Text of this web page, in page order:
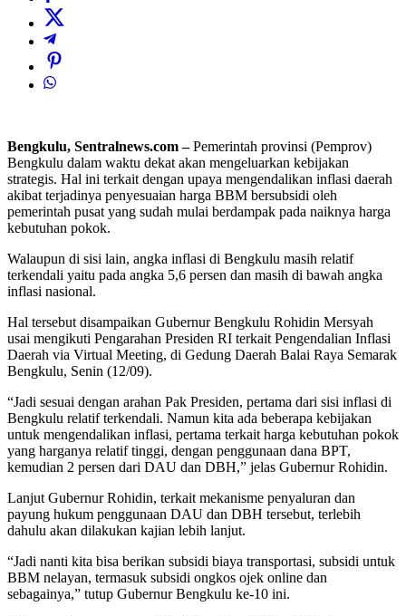
Bengkulu, Sentralnews.com –Pemerintah provinsi (Pemprov)
Bengkulu dalam waktu dekat akan mengeluarkan kebijakan
strategis. Hal ini terkait dengan upaya mengendalikan inflasi daerah
akibat terjadinya penyesuaian harga BBM bersubsidi oleh
pemerintah pusat yang sudah mulai berdampak pada naiknya harga
kebutuhan pokok.
Walaupun di sisi lain, angka inflasi di Bengkulu masih relatif
terkendali yaitu pada angka 5,6 persen dan masih di bawah angka
inflasi nasional.
Hal tersebut disampaikan Gubernur Bengkulu Rohidin Mersyah
usai mengikuti Pengarahan Presiden RI terkait Pengendalian Inflasi
Daerah via Virtual Meeting, di Gedung Daerah Balai Raya Semarak
Bengkulu, Senin (12/09).
“Jadi sesuai dengan arahan Pak Presiden, pertama dari sisi inflasi di
Bengkulu relatif terkendali. Namun kita ada beberapa kebijakan
untuk mengendalikan inflasi, pertama terkait harga kebutuhan pokok
yang harganya relatif tinggi, dengan penggunaan dana BPT,
kemudian 2 persen dari DAU dan DBH,” jelas Gubernur Rohidin.
Lanjut Gubernur Rohidin, terkait mekanisme penyaluran dan
payung hukum penggunaan DAU dan DBH tersebut, terlebih
dahulu akan dilakukan kajian lebih lanjut.
“Jadi nanti kita bisa berikan subsidi biaya transportasi, subsidi untuk
BBM nelayan, termasuk subsidi ongkos ojek online dan
sebagainya,” tutup Gubernur Bengkulu ke-10 ini.